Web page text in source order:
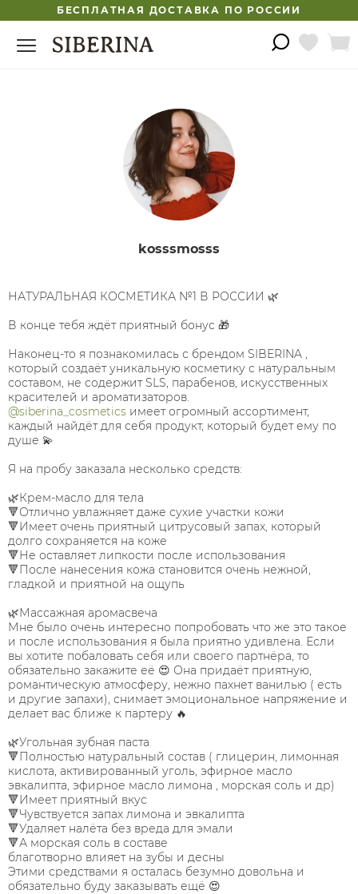
БЕСПЛАТНАЯ ДОСТАВКА ПО РОССИИ
kosssmosss
НАТУРАЛЬНАЯ КОСМЕТИКА №1 В РОССИИ 🌿
В конце тебя ждёт приятный бонус 🎁
Наконец-то я познакомилась с брендом SIBERINA ,
который создаёт уникальную косметику с натуральным
составом, не содержит SLS, парабенов, искусственных
красителей и ароматизаторов.
@siberina_cosmetics имеет огромный ассортимент,
каждый найдёт для себя продукт, который будет ему по
душе 💫
Я на пробу заказала несколько средств:
🌿Крем-масло для тела
🔻Отлично увлажняет даже сухие участки кожи
🔻Имеет очень приятный цитрусовый запах, который
долго сохраняется на коже
🔻Не оставляет липкости после использования
🔻После нанесения кожа становится очень нежной,
гладкой и приятной на ощупь
🌿Массажная аромасвеча
Мне было очень интересно попробовать что же это такое
и после использования я была приятно удивлена. Если
вы хотите побаловать себя или своего партнёра, то
обязательно закажите её 😍 Она придаёт приятную,
романтическую атмосферу, нежно пахнет ванилью ( есть
и другие запахи), снимает эмоциональное напряжение и
делает вас ближе к партеру 🔥
🌿Угольная зубная паста
🔻Полностью натуральный состав ( глицерин, лимонная
кислота, активированный уголь, эфирное масло
эвкалипта, эфирное масло лимона , морская соль и др)
🔻Имеет приятный вкус
🔻Чувствуется запах лимона и эвкалипта
🔻Удаляет налёта без вреда для эмали
🔻А морская соль в составе
благотворно влияет на зубы и десны
Этими средствами я осталась безумно довольна и
обязательно буду заказывать ещё 😍